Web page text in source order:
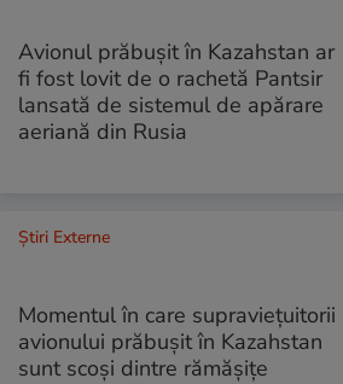
Avionul prăbușit în Kazahstan ar
fi fost lovit de o rachetă Pantsir
lansată de sistemul de apărare
aeriană din Rusia
Știri Externe
Momentul în care supraviețuitorii
avionului prăbușit în Kazahstan
sunt scoși dintre rămășițe